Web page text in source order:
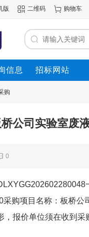
版 二维码 购物车
信息 招标网站
购
公司实验室废
0
购项目名称：板桥公
，报价单位须在收到